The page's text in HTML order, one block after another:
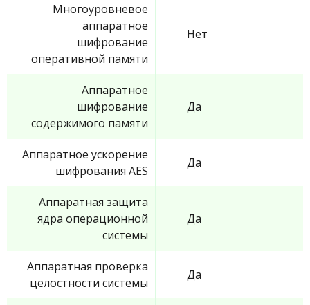
Многоуровневое
аппаратное
шифрование
оперативной памяти
Нет
Аппаратное
шифрование
содержимого памяти
Да
Аппаратное ускорение
шифрования AES
Да
Аппаратная защита
ядра операционной
системы
Да
Аппаратная проверка
целостности системы
Да